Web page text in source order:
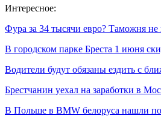
Интересное:
Фура за 34 тысячи евро? Таможня не
В городском парке Бреста 1 июня
Водители будут обязаны ездить с
Брестчанин уехал на заработки в
В Польше в BMW белоруса нашли